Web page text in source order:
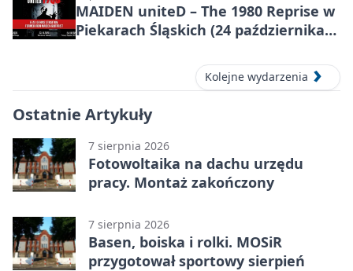
MAIDEN uniteD – The 1980 Reprise w
Piekarach Śląskich (24 października
Kolejne wydarzenia
Ostatnie Artykuły
7 sierpnia 2026
Fotowoltaika na dachu urzędu
pracy. Montaż zakończony
7 sierpnia 2026
Basen, boiska i rolki. MOSiR
przygotował sportowy sierpień